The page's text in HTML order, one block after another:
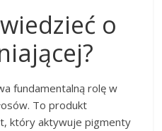
o
fundamentalną rolę w
To produkt
który aktywuje pigmenty